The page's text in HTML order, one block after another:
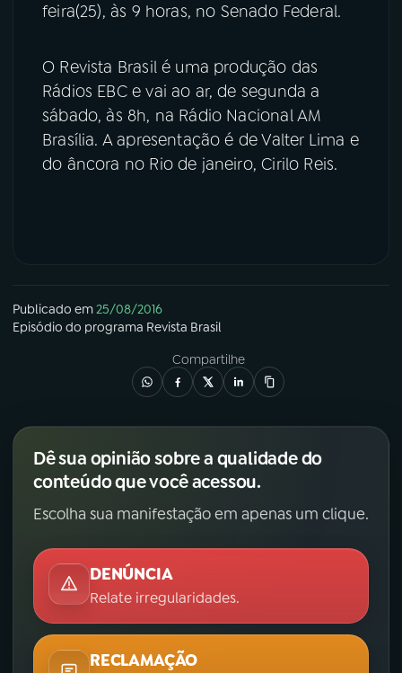
feira(25), às 9 horas, no Senado Federal.
O Revista Brasil é uma produção das
Rádios EBC e vai ao ar, de segunda a
sábado, às 8h, na Rádio Nacional AM
Brasília. A apresentação é de Valter Lima e
do âncora no Rio de janeiro, Cirilo Reis.
Publicado em25/08/2016
Episódio do programa Revista Brasil
Compartilhe
Dê sua opinião sobre a qualidade do
conteúdo que você acessou.
Escolha sua manifestação em apenas um clique.
DENÚNCIA
Relate irregularidades.
RECLAMAÇÃO